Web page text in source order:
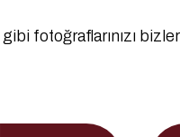
fotoğraflarınızı